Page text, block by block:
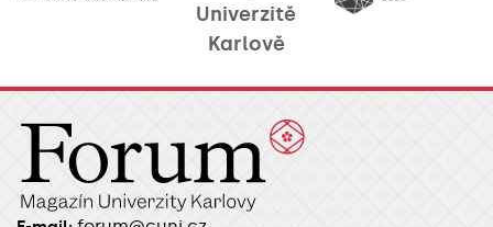
Univerzitě
Karlově